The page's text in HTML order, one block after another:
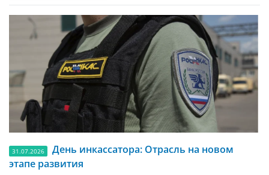
31.07.2026
День инкассатора: Отрасль на новом
этапе развития